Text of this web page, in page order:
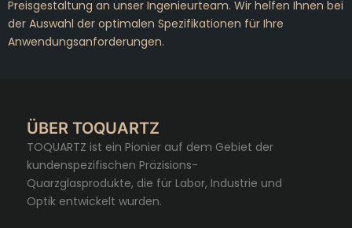
Preisgestaltung an unser Ingenieurteam. Wir helfen Ihnen bei
der Auswahl der optimalen Spezifikationen für Ihre
Anwendungsanforderungen.
ÜBER TOQUARTZ
TOQUARTZ ist ein Pionier auf dem Gebiet der
kundenspezifischen Präzisions-
Quarzglasprodukte, die für Labor, Industrie und
Optik entwickelt wurden.